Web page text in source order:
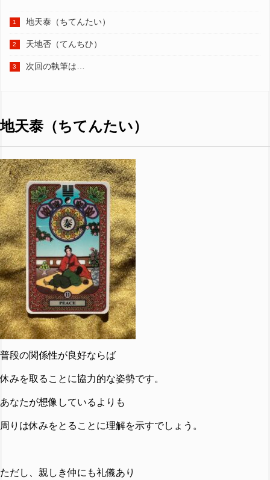
地天泰（ちてんたい）
天地否（てんちひ）
次回の執筆は…
地天泰（ちてんたい）
普段の関係性が良好ならば
休みを取ることに協力的な姿勢です。
あなたが想像しているよりも
周りは休みをとることに理解を示すでしょう。
ただし、親しき仲にも礼儀あり